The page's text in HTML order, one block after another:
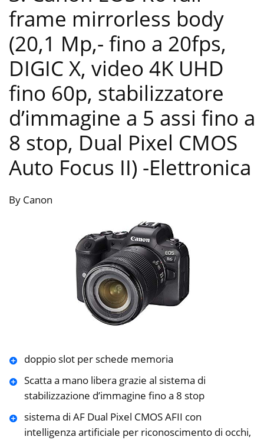
frame mirrorless body
(20,1 Mp,- fino a 20fps,
DIGIC X, video 4K UHD
fino 60p, stabilizzatore
d’immagine a 5 assi fino a
8 stop, Dual Pixel CMOS
Auto Focus II) -Elettronica
By Canon
doppio slot per schede memoria
Scatta a mano libera grazie al sistema di
stabilizzazione d’immagine fino a 8 stop
sistema di AF Dual Pixel CMOS AFII con
intelligenza artificiale per riconoscimento di occhi,